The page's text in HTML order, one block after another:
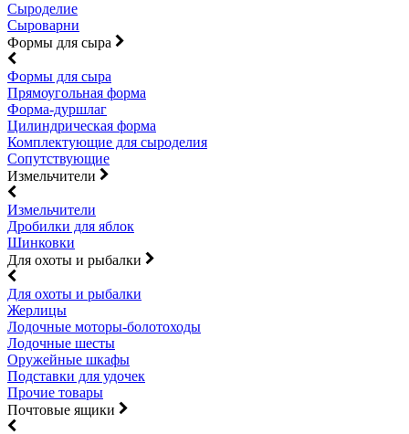
Сыроделие
Сыроварни
Формы для сыра
Формы для сыра
Прямоугольная форма
Форма-дуршлаг
Цилиндрическая форма
Комплектующие для сыроделия
Сопутствующие
Измельчители
Измельчители
Дробилки для яблок
Шинковки
Для охоты и рыбалки
Для охоты и рыбалки
Жерлицы
Лодочные моторы-болотоходы
Лодочные шесты
Оружейные шкафы
Подставки для удочек
Прочие товары
Почтовые ящики